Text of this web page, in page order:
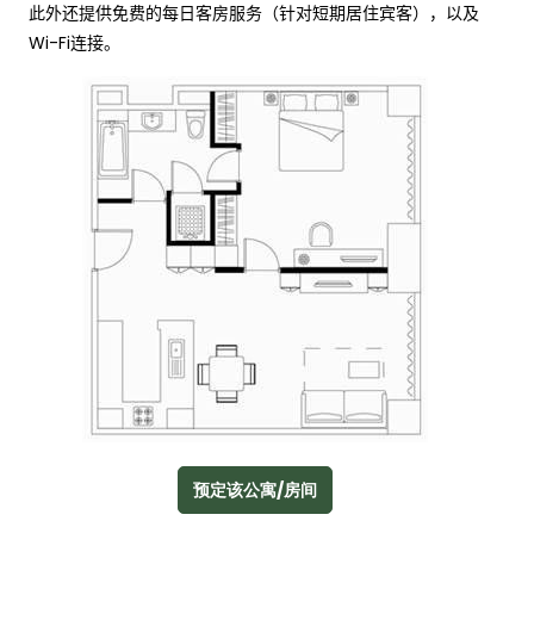
此外还提供免费的每日客房服务（针对短期居住宾客），以及
Wi-Fi连接。
预定该公寓/房间